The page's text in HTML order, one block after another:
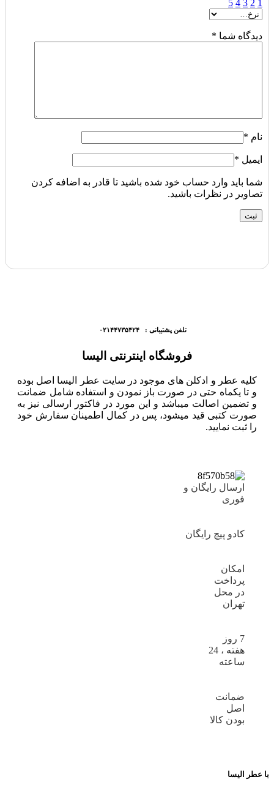
1
2
3
4
5
دیدگاه شما *
نام *
ایمیل *
شما باید وارد حساب خود شده باشید تا قادر به اضافه کردن
تصاویر در نظرات باشید.
تلفن پشتیبانی : ۰۲۱۴۴۷۳۵۴۲۴
فروشگاه اینترنتی الیسا
کلیه عطر و ادکلن های موجود در سایت عطر الیسا اصل بوده
و تا یکماه حتی در صورت باز نمودن و استفاده شامل ضمانت
و تضمین اصالت میباشد و این مورد در فاکتور ارسالی نیز به
صورت کتبی قید میشود، پس در کمال اطمینان سفارش خود
را ثبت نمایید.
ارسال رایگان و
فوری
کادو پیچ رایگان
امکان
پرداخت
در محل
تهران
7 روز
هفته ، 24
ساعته
ضمانت
اصل
بودن کالا
با عطر الیسا